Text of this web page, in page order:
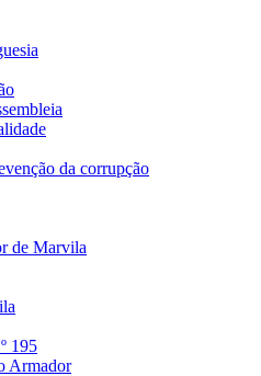
da corrupção
de Marvila
195
Armador